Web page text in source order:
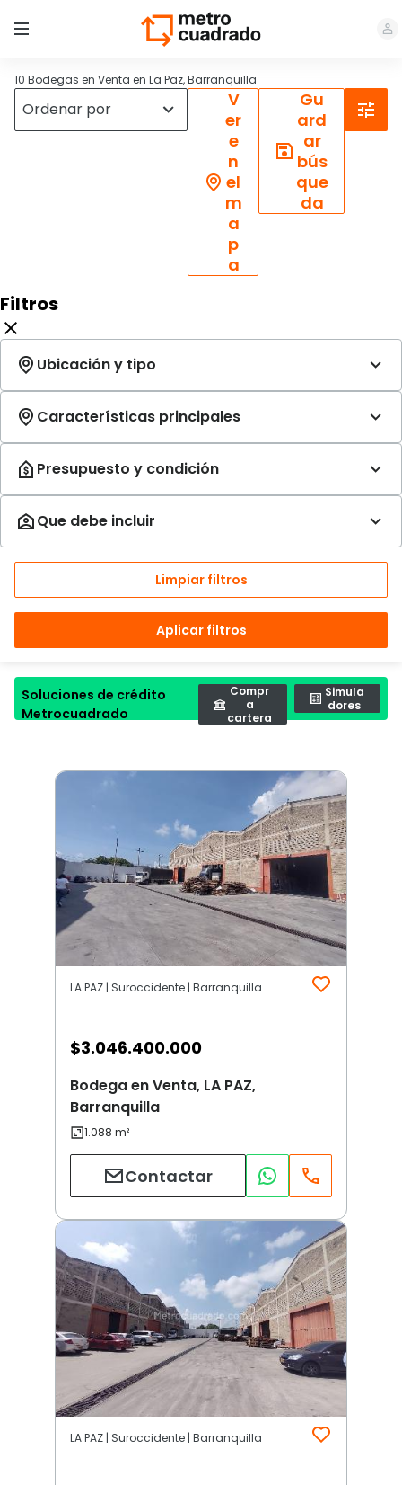
10 Bodegas en Venta en La Paz, Barranquilla
V
er
e
n
el
m
a
p
a
Gu
ard
ar
bús
que
da
Filtros
Limpiar filtros
Aplicar filtros
Soluciones de crédito
Metrocuadrado
Compr
a
cartera
Simula
dores
LA PAZ | Suroccidente | Barranquilla
$3.046.400.000
Bodega en Venta, LA PAZ,
Barranquilla
Contactar
LA PAZ | Suroccidente | Barranquilla